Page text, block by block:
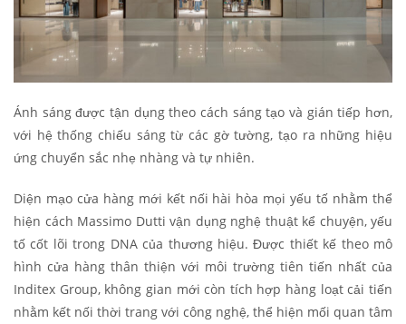
Ánh sáng được tận dụng theo cách sáng tạo và gián tiếp hơn,
với hệ thống chiếu sáng từ các gờ tường, tạo ra những hiệu
ứng chuyển sắc nhẹ nhàng và tự nhiên.
Diện mạo cửa hàng mới kết nối hài hòa mọi yếu tố nhằm thể
hiện cách Massimo Dutti vận dụng nghệ thuật kể chuyện, yếu
tố cốt lõi trong DNA của thương hiệu. Được thiết kế theo mô
hình cửa hàng thân thiện với môi trường tiên tiến nhất của
Inditex Group, không gian mới còn tích hợp hàng loạt cải tiến
nhằm kết nối thời trang với công nghệ, thể hiện mối quan tâm